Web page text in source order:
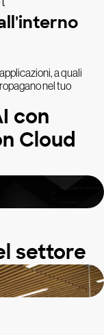
a quali
nel tuo
con
Cloud
settore